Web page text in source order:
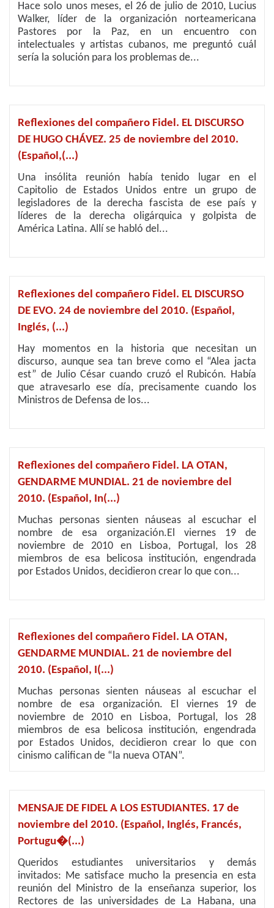
Hace solo unos meses, el 26 de julio de 2010, Lucius
Walker, líder de la organización norteamericana
Pastores por la Paz, en un encuentro con
intelectuales y artistas cubanos, me preguntó cuál
sería la solución para los problemas de...
Reflexiones del compañero Fidel. EL DISCURSO
DE HUGO CHÁVEZ. 25 de noviembre del 2010.
(Español,(...)
Una insólita reunión había tenido lugar en el
Capitolio de Estados Unidos entre un grupo de
legisladores de la derecha fascista de ese país y
líderes de la derecha oligárquica y golpista de
América Latina. Allí se habló del...
Reflexiones del compañero Fidel. EL DISCURSO
DE EVO. 24 de noviembre del 2010. (Español,
Inglés, (...)
Hay momentos en la historia que necesitan un
discurso, aunque sea tan breve como el “Alea jacta
est” de Julio César cuando cruzó el Rubicón. Había
que atravesarlo ese día, precisamente cuando los
Ministros de Defensa de los...
Reflexiones del compañero Fidel. LA OTAN,
GENDARME MUNDIAL. 21 de noviembre del
2010. (Español, In(...)
Muchas personas sienten náuseas al escuchar el
nombre de esa organización.El viernes 19 de
noviembre de 2010 en Lisboa, Portugal, los 28
miembros de esa belicosa institución, engendrada
por Estados Unidos, decidieron crear lo que con...
Reflexiones del compañero Fidel. LA OTAN,
GENDARME MUNDIAL. 21 de noviembre del
2010. (Español, I(...)
Muchas personas sienten náuseas al escuchar el
nombre de esa organización. El viernes 19 de
noviembre de 2010 en Lisboa, Portugal, los 28
miembros de esa belicosa institución, engendrada
por Estados Unidos, decidieron crear lo que con
cinismo califican de “la nueva OTAN”.
MENSAJE DE FIDEL A LOS ESTUDIANTES. 17 de
noviembre del 2010. (Español, Inglés, Francés,
Portugu�(...)
Queridos estudiantes universitarios y demás
invitados: Me satisface mucho la presencia en esta
reunión del Ministro de la enseñanza superior, los
Rectores de las universidades de La Habana, una